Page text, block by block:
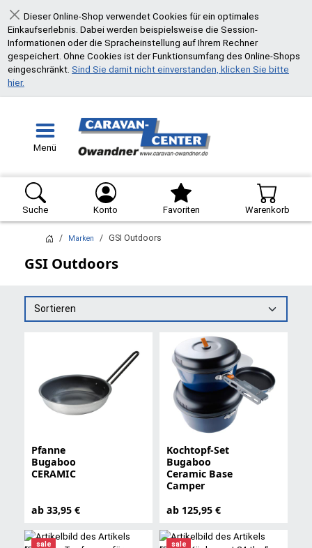
Schließen
Dieser Online-Shop verwendet Cookies für ein optimales
Einkaufserlebnis. Dabei werden beispielsweise die Session-
Informationen oder die Spracheinstellung auf Ihrem Rechner
gespeichert. Ohne Cookies ist der Funktionsumfang des Online-Shops
eingeschränkt. Sind Sie damit nicht einverstanden, klicken Sie bitte
hier.
Menü
Suche Konto Favoriten Warenkorb
Marken GSI Outdoors
GSI Outdoors
Sortieren
Pfanne
Bugaboo
CERAMIC
ab 33,95 €
Kochtopf-Set
Bugaboo
Ceramic Base
Camper
ab 125,95 €
sale sale